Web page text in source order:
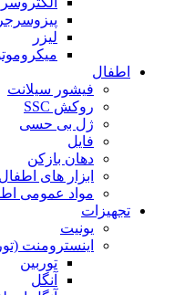
لیزر
اطفال
فیشور سیلانت
روکش SSC
ژل بی حسی
فایل
دهان بازکن
ابزار های اطفال
مواد عمومی
تجهیزات
یونیت
اینسترومنت
توربین
آنگل